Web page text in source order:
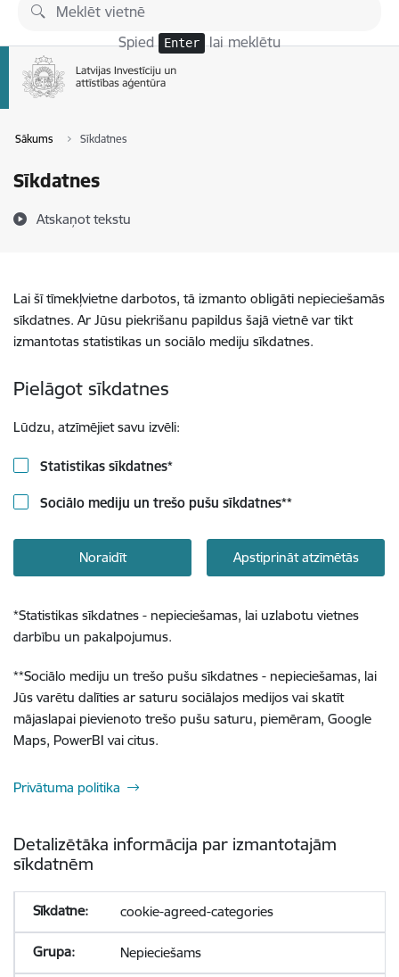
Pāriet uz lapas saturu
Spied Enter lai meklētu
Sākums Sīkdatnes
Sīkdatnes
Atskaņot tekstu
Lai šī tīmekļvietne darbotos, tā izmanto obligāti nepieciešamās
sīkdatnes. Ar Jūsu piekrišanu papildus šajā vietnē var tikt
izmantotas statistikas un sociālo mediju sīkdatnes.
Pielāgot sīkdatnes
Lūdzu, atzīmējiet savu izvēli:
Statistikas sīkdatnes*
Sociālo mediju un trešo pušu sīkdatnes**
Noraidīt Apstiprināt atzīmētās
*Statistikas sīkdatnes - nepieciešamas, lai uzlabotu vietnes
darbību un pakalpojumus.
**Sociālo mediju un trešo pušu sīkdatnes - nepieciešamas, lai
Jūs varētu dalīties ar saturu sociālajos medijos vai skatīt
mājaslapai pievienoto trešo pušu saturu, piemēram, Google
Maps, PowerBI vai citus.
Privātuma politika
Detalizētāka informācija par izmantotajām
sīkdatnēm
cookie-agreed-categories
Nepieciešams